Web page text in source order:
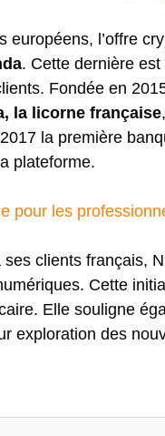
européens, l’offre
. Cette dernière
Fondée en
la licorne française
la première
plateforme.
pour les
clients français,
Cette
Elle souligne
exploration des